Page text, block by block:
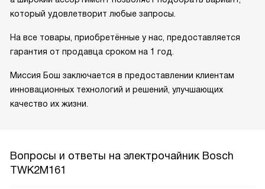
который удовлетворит любые запросы.
На все товары, приобретённые у нас, предоставляется
гарантия от продавца сроком на 1 год.
Миссия Бош заключается в предоставлении клиентам
инновационных технологий и решений, улучшающих
качество их жизни.
Вопросы и ответы на электрочайник Bosch
TWK2M161